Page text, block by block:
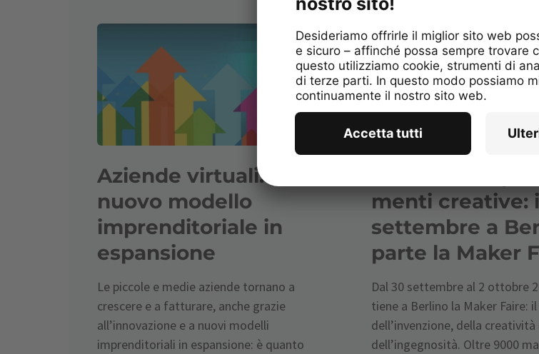
Aziende virtuali: un
nuovo modello
imprenditoriale in
espansione
Le piccole e medie aziende tornano a
crescere e a fatturare, anche grazie
all’innovazione e a nuovi modelli
imprenditoriali in espansione: è quanto
menti creative:
settembre a
parte la Maker
Dal 30 settembre al 2 ottobre
tiene a Berlino la Maker Faire:
dell’invenzione, della creatività
dell’ingegnosità. Oltre 9000